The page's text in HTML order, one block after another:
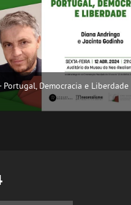
Democracia e Liberdade